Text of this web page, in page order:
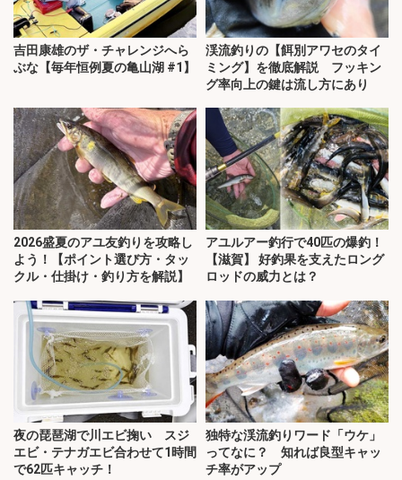
吉田康雄のザ・チャレンジへら
ぶな【毎年恒例夏の亀山湖 #1】
渓流釣りの【餌別アワセのタイ
ミング】を徹底解説 フッキン
グ率向上の鍵は流し方にあり
2026盛夏のアユ友釣りを攻略し
よう！【ポイント選び方・タッ
クル・仕掛け・釣り方を解説】
アユルアー釣行で40匹の爆釣！
【滋賀】 好釣果を支えたロング
ロッドの威力とは？
夜の琵琶湖で川エビ掬い スジ
エビ・テナガエビ合わせて1時間
で62匹キャッチ！
独特な渓流釣りワード「ウケ」
ってなに？ 知れば良型キャッ
チ率がアップ